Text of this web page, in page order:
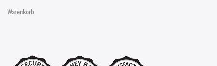
Warenkorb